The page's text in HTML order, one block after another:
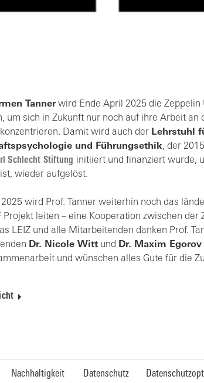
Tannerwird Ende April 2025 die Zeppelin
um sich in Zukunft nur noch auf ihre Arbeit an
Damit wird auch der Lehrstuhl
und Führungsethik, der
Schlecht Stiftung initiiert und finanziert wurde,
wieder aufgelöst.
2025 wird Prof. Tanner weiterhin noch das
Projekt leiten – eine Kooperation zwischen der
LEIZ und alle Mitarbeitenden danken Prof.
Dr. Nicole Witt und Dr. Maxim Egorov
und wünschen alles Gute für die
Nachhaltigkeit Datenschutz